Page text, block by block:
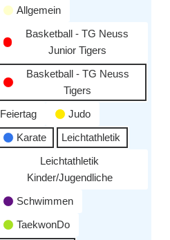
Allgemein
Basketball - TG Neuss
Junior Tigers
Basketball - TG Neuss
Tigers
Feiertag
Judo
Karate
Leichtathletik
Leichtathletik
Kinder/Jugendliche
Schwimmen
TaekwonDo